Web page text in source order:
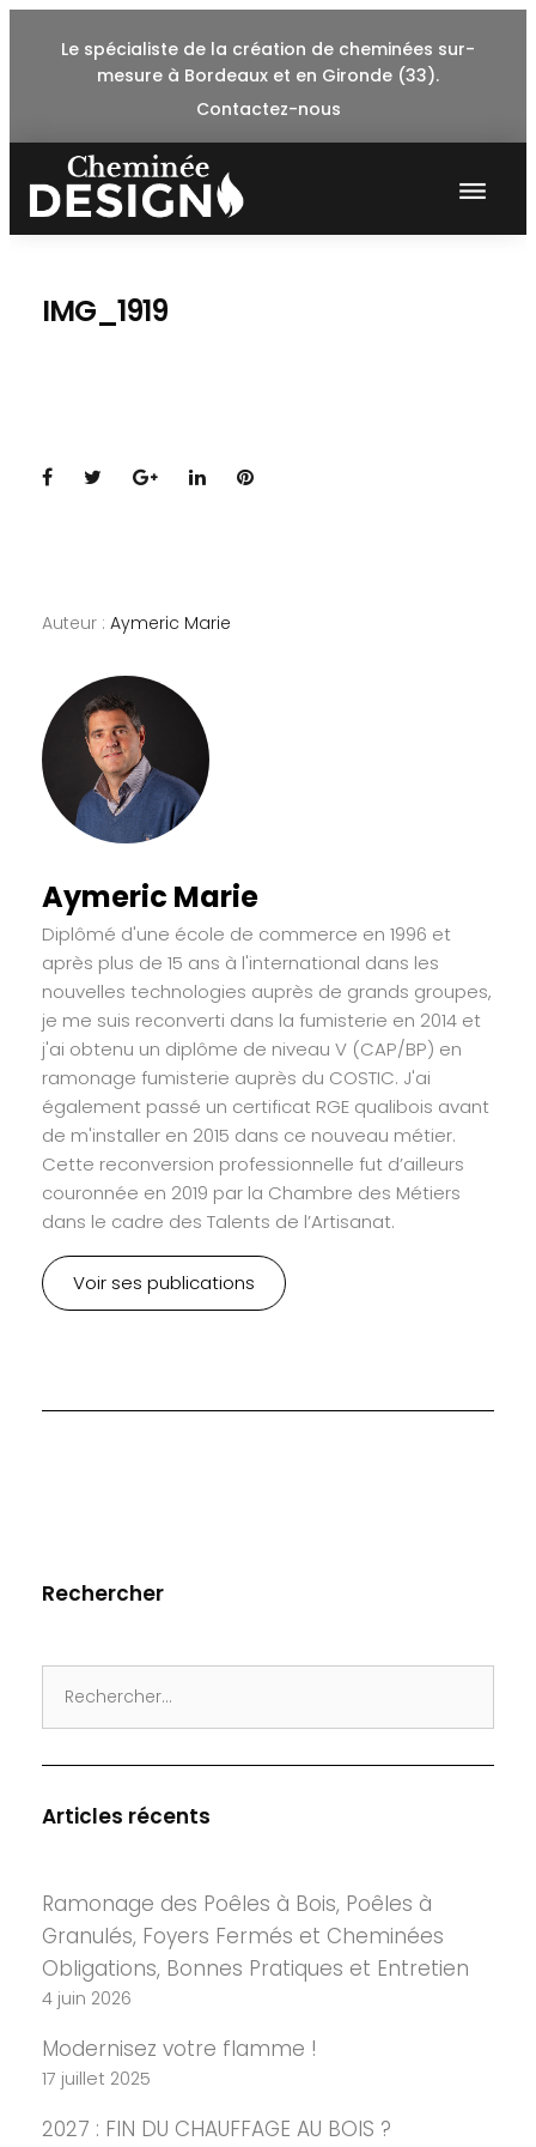
Le spécialiste de la création de cheminées sur-
mesure à Bordeaux et en Gironde (33).
Contactez-nous
IMG_1919
Facebook
TwitterGoogle+
LinkedInPinterest
Auteur : Aymeric Marie
Aymeric Marie
Diplômé d'une école de commerce en 1996 et
après plus de 15 ans à l'international dans les
nouvelles technologies auprès de grands groupes,
je me suis reconverti dans la fumisterie en 2014 et
j'ai obtenu un diplôme de niveau V (CAP/BP) en
ramonage fumisterie auprès du COSTIC. J'ai
également passé un certificat RGE qualibois avant
de m'installer en 2015 dans ce nouveau métier.
Cette reconversion professionnelle fut d’ailleurs
couronnée en 2019 par la Chambre des Métiers
dans le cadre des Talents de l’Artisanat.
Voir ses publications
Rechercher
for:
Articles récents
Ramonage des Poêles à Bois, Poêles à
Granulés, Foyers Fermés et Cheminées
Obligations, Bonnes Pratiques et Entretien
4 juin 2026
Modernisez votre flamme !
17 juillet 2025
2027 : FIN DU CHAUFFAGE AU BOIS ?